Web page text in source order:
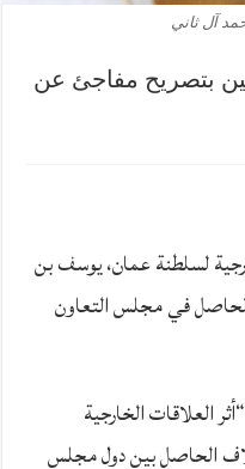
آل ثاني
بتصريح مفاجئ عن
لسلطنة عمان، يوسف بن
في مجلس التعاون
العلاقات الخارجية
الحاصل بين دول مجلس